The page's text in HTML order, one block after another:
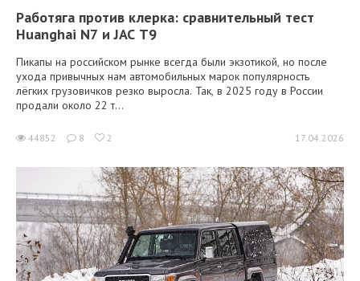
Работяга против клерка: сравнительный тест
Huanghai N7 и JAC T9
Пикапы на российском рынке всегда были экзотикой, но после
ухода привычных нам автомобильных марок популярность
лёгких грузовичков резко выросла. Так, в 2025 году в России
продали около 22 т...
44852 8 2 17.04.2026